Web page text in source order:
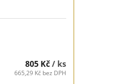
805 Kč/ ks
665,29 Kč bez DPH